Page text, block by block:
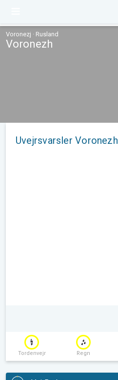
Voronezj · Rusland
Voronezh
Uvejrsvarsler Voronezh
Tordenvejr Regn